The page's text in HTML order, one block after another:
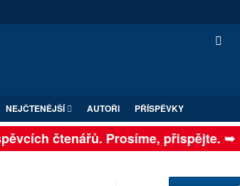
NEJČTENĚJŠÍ AUTOŘI PŘÍSPĚVKY
čtenářů. Prosíme, přispějte. ➥